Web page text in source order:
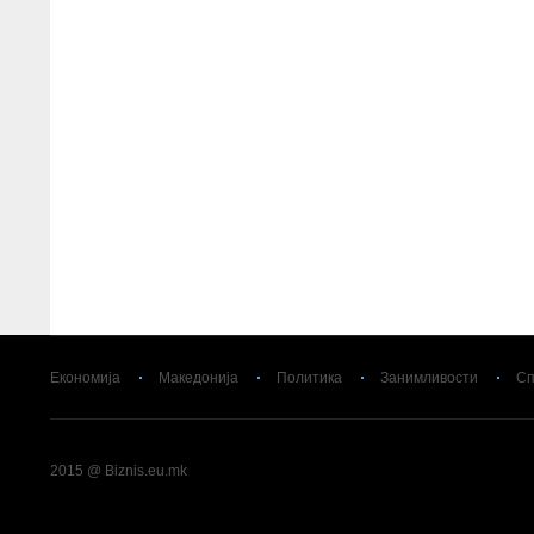
Економија Македонија Политика Занимливости
2015 @ Biznis.eu.mk